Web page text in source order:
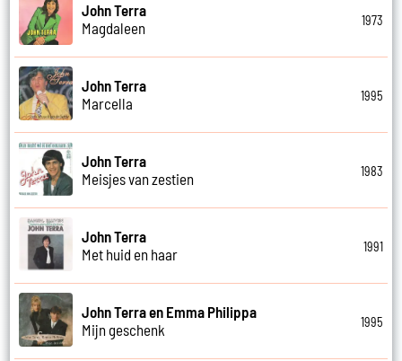
John Terra
Magdaleen
1973
John Terra
Marcella
1995
John Terra
Meisjes van zestien
1983
John Terra
Met huid en haar
1991
John Terra en Emma Philippa
Mijn geschenk
1995